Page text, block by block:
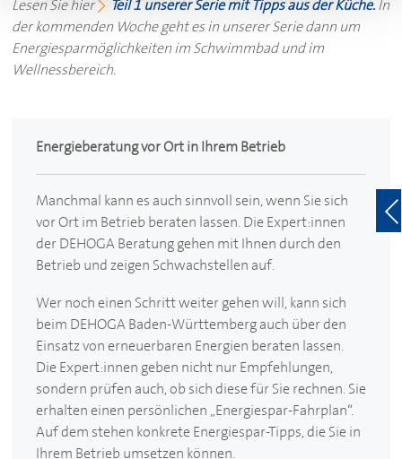
Lesen Sie hier Teil 1 unserer Serie mit Tipps aus der Küche.In
der kommenden Woche geht es in unserer Serie dann um
Energiesparmöglichkeiten im Schwimmbad und im
Wellnessbereich.
Energieberatung vor Ort in Ihrem Betrieb
Manchmal kann es auch sinnvoll sein, wenn Sie sich
vor Ort im Betrieb beraten lassen. Die Expert:innen
derDEHOGABeratung gehen mit Ihnen durch den
Betrieb und zeigen Schwachstellen auf.
Wer noch einen Schritt weiter gehen will, kann sich
beim DEHOGABaden-Württemberg auch über den
Einsatz von erneuerbaren Energien beraten lassen.
Die Expert:innen geben nicht nur Empfehlungen,
sondern prüfen auch, ob sich diese für Sie rechnen. Sie
erhalten einen persönlichen „Energiespar-Fahrplan“.
Auf dem stehen konkrete Energiespar-Tipps, die Sie in
Ihrem Betrieb umsetzen können.